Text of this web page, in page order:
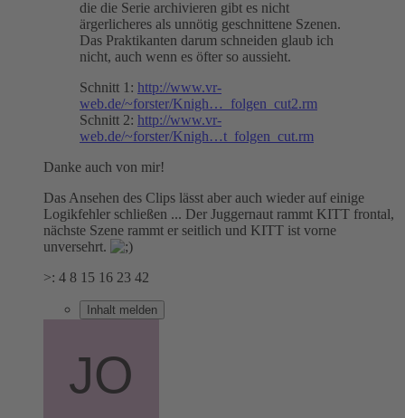
die die Serie archivieren gibt es nicht
ärgerlicheres als unnötig geschnittene Szenen.
Das Praktikanten darum schneiden glaub ich
nicht, auch wenn es öfter so aussieht.
Schnitt 1: http://www.vr-
web.de/~forster/Knigh…_folgen_cut2.rm
Schnitt 2: http://www.vr-
web.de/~forster/Knigh…t_folgen_cut.rm
Danke auch von mir!
Das Ansehen des Clips lässt aber auch wieder auf einige
Logikfehler schließen ... Der Juggernaut rammt KITT frontal,
nächste Szene rammt er seitlich und KITT ist vorne
unversehrt.
>: 4 8 15 16 23 42
Inhalt melden